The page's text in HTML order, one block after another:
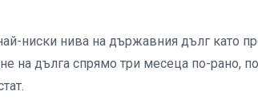
ниски нива на държавния дълг като
на дълга спрямо три месеца по-рано,